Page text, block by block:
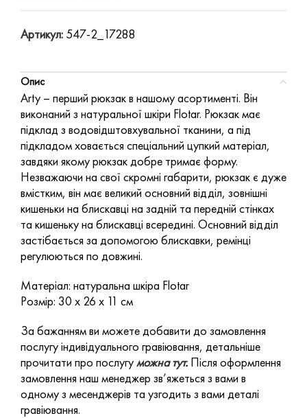
Артикул: 547-2_17288
Опис
Arty – перший рюкзак в нашому асортименті. Він
виконаний з натуральної шкіри Flotar. Рюкзак має
підклад з водовідштовхувальної тканини, а під
підкладом ховається спеціальний цупкий матеріал,
завдяки якому рюкзак добре тримає форму.
Незважаючи на свої скромні габарити, рюкзак є дуже
вмістким, він має великий основний відділ, зовнішні
кишеньки на блискавці на задній та передній стінках
та кишеньку на блискавці всередині. Основний відділ
застібається за допомогою блискавки, ремінці
регулюються по довжині.
Матеріал: натуральна шкіра Flotar
Розмір: 30 х 26 х 11 см
За бажанням ви можете добавити до замовлення
послугу індивідуального гравіювання, детальніше
прочитати про послугуможна тут. Після оформлення
замовлення наш менеджер зв’яжеться з вами в
одному з месенджерів та узгодить з вами деталі
гравіювання.